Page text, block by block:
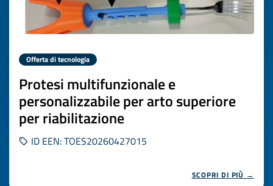
Offerta di tecnologia
Protesi multifunzionale e
personalizzabile per arto superiore
per riabilitazione
ID EEN: TOES20260427015
SCOPRI DI PIÙ →